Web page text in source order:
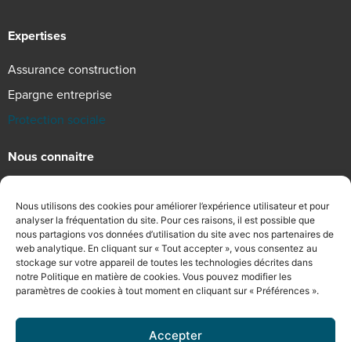
Nous utilisons des cookies pour améliorer l’expérience utilisateur et pour
analyser la fréquentation du site. Pour ces raisons, il est possible que
nous partagions vos données d’utilisation du site avec nos partenaires de
web analytique. En cliquant sur « Tout accepter », vous consentez au
stockage sur votre appareil de toutes les technologies décrites dans
notre Politique en matière de cookies. Vous pouvez modifier les
paramètres de cookies à tout moment en cliquant sur « Préférences ».
Accepter
Expertises
Assurance construction
Epargne entreprise
Protection sociale
Nous connaitre
Engagements RSE
Recrutement
Informations légales
Politique de confidentialité